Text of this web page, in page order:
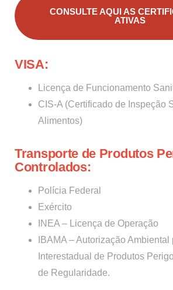
CONSULTE AQUI AS
ATIVAS
VISA:
Licença de Funcionamento
CIS-A (Certificado de Inspeção
Alimentos)
Transporte de Produtos
Controlados:
Polícia Federal
Exército
INEA – Licença de Operação
IBAMA – Autorização
Interestadual de Produtos
de Regularidade.